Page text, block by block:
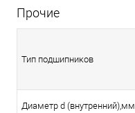
Прочие
Тип подшипников
Диаметр d (внутренний),мм